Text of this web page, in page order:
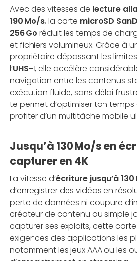
Avec des vitesses de lecture
190 Mo/s, la carte microSD
256 Go réduit les temps de
et fichiers volumineux. Grâce à
propriétaire dépassant les
l’UHS-I, elle accélère
navigation entre les contenus
exécution fluide, sans délai
te permet d’optimiser ton temps
profiter d’un multitâche mobile
Jusqu’à 130 Mo/s en
capturer en 4K
La vitesse d’écriture jusqu’à 130
d’enregistrer des vidéos en
perte de données ni coupure
créateur de contenu ou simple
capturer ses exploits, cette
exigences des applications les
notamment les jeux AAA ou les